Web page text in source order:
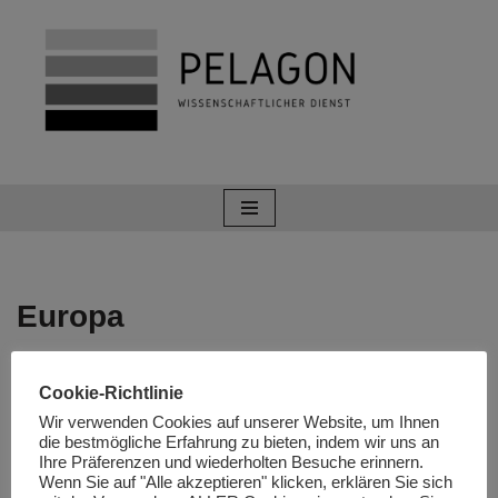
Zum
Inhalt
springen
Europa
EU-Parlamentsberichterstatter für
Makedonien, Richard Howitt, zu
Besuch in Skopje
Cookie-Richtlinie
Wir verwenden Cookies auf unserer Website, um Ihnen
die bestmögliche Erfahrung zu bieten, indem wir uns an
Ihre Präferenzen und wiederholten Besuche erinnern.
Wenn Sie auf "Alle akzeptieren" klicken, erklären Sie sich